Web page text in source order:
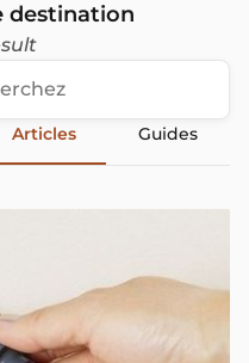
destination
Articles Guides